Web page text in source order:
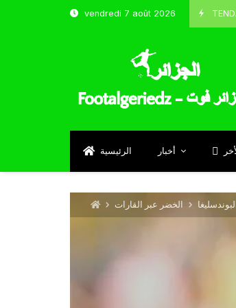
vendredi 7 août 2026
بوحلفاية يتحدث عن طموحاته مع المنتخب و شباب قسنطينة
الرئيسية أخبار
الخضر عبر القارات